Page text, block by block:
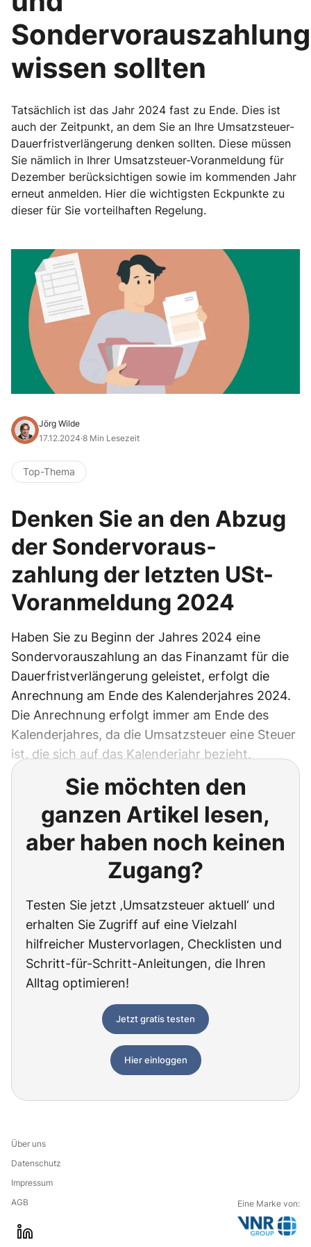
Sondervorauszahlung
wissen sollten
Tatsächlich ist das Jahr 2024 fast zu Ende. Dies ist
auch der Zeitpunkt, an dem Sie an Ihre Umsatzsteuer-
Dauerfristverlängerung denken sollten. Diese müssen
Sie nämlich in Ihrer Umsatzsteuer-Voranmeldung für
Dezember berücksichtigen sowie im kommenden Jahr
erneut anmelden. Hier die wichtigsten Eckpunkte zu
dieser für Sie vorteilhaften Regelung.
Jörg Wilde
17.12.2024·8 Min Lesezeit
Top-Thema
Denken Sie an den Abzug
der Sondervoraus-
zahlung der letzten USt-
Voranmeldung 2024
Haben Sie zu Beginn der Jahres 2024 eine
Sondervorauszahlung an das Finanzamt für die
Dauerfristverlängerung geleistet, erfolgt die
Anrechnung am Ende des Kalenderjahres 2024.
Die Anrechnung erfolgt immer am Ende des
Kalenderjahres, da die Umsatzsteuer eine Steuer
ist, die sich auf das Kalenderjahr bezieht.
Sie möchten den
ganzen Artikel lesen,
aber haben noch keinen
Zugang?
Testen Sie jetzt ‚Umsatzsteuer aktuell‘ und
erhalten Sie Zugriff auf eine Vielzahl
hilfreicher Mustervorlagen, Checklisten und
Schritt-für-Schritt-Anleitungen, die Ihren
Alltag optimieren!
Jetzt gratis testen
Hier einloggen
Über uns
Datenschutz
Impressum
AGB
Eine Marke von: